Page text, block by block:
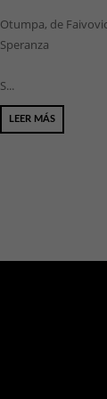
Otumpa, de
Speranza
S...
LEER MÁS